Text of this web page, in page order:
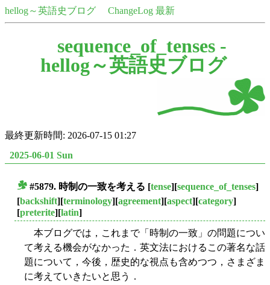
hellog～英語史ブログ ChangeLog 最新
sequence_of_tenses -
hellog～英語史ブログ
最終更新時間: 2026-07-15 01:27
2025-06-01 Sun
#5879. 時制の一致を考える [tense][sequence_of_tenses]
[backshift][terminology][agreement][aspect][category]
[preterite][latin]
本ブログでは，これまで「時制の一致」の問題につい
て考える機会がなかった．英文法におけるこの著名な話
題について，今後，歴史的な視点も含めつつ，さまざま
に考えていきたいと思う．